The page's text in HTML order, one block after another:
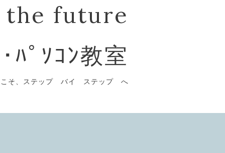
the future
ﾊﾟｿｺﾝ教室
こそ、ステップ バイ ステップ へ